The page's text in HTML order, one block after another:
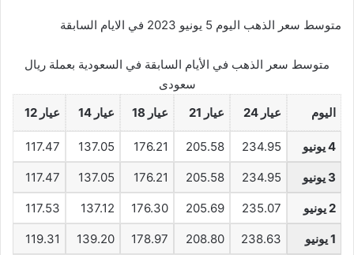
متوسط سعر الذهب اليوم 5 يونيو 2023 في الايام السابقة
متوسط سعر الذهب في الأيام السابقة في السعودية بعملة ريال
سعودى
اليوم
عيار 24 عيار 21 عيار 18 عيار 14 عيار 12
4 يونيو 234.95
205.58
176.21
137.05
117.47
3 يونيو 234.95
205.58
176.21
137.05
117.47
2 يونيو 235.07
205.69
176.30
137.12
117.53
1 يونيو 238.63
208.80
178.97
139.20
119.31